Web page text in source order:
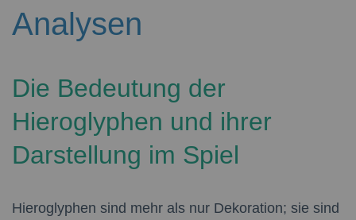
Analysen
Die Bedeutung der
Hieroglyphen und ihrer
Darstellung im Spiel
Hieroglyphen sind mehr als nur Dekoration; sie sind